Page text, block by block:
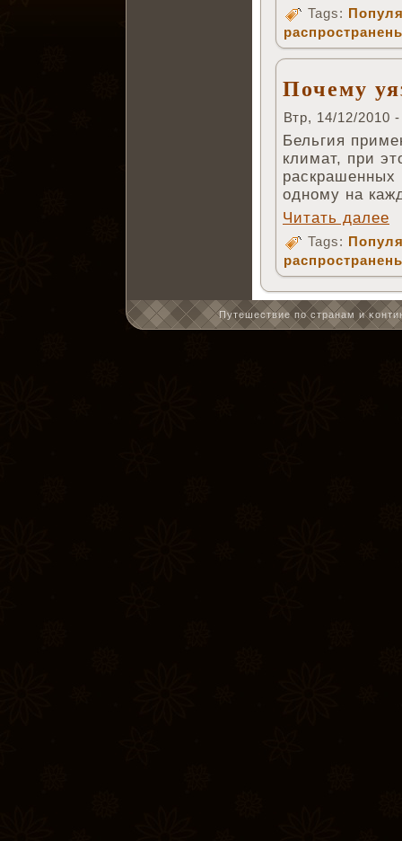
Tags:
Почему
Втр, 14/12/2010
Бельгия
климат, при
одному на
Читать далее
Tags:
Путешествие по странам и